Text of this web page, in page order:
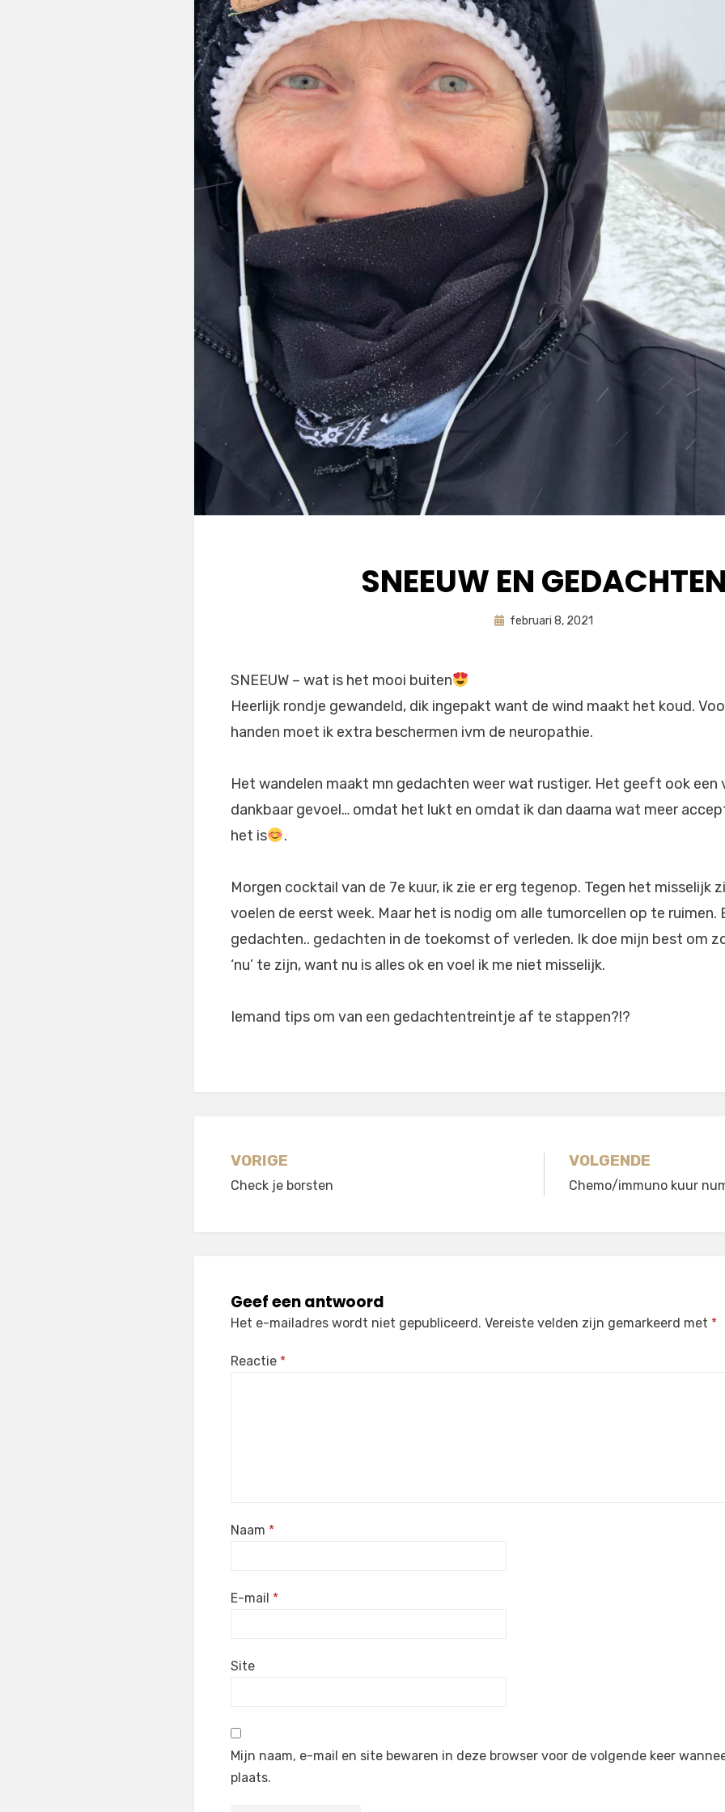
SNEEUW EN GEDACHTEN
doorastrid
Geplaatst
februari 8, 2021
SNEEUW – wat is het mooi buiten
Heerlijk rondje gewandeld, dik ingepakt want de wind maakt het koud.
handen moet ik extra beschermen ivm de neuropathie.
Het wandelen maakt mn gedachten weer wat rustiger. Het geeft ook een
dankbaar gevoel… omdat het lukt en omdat ik dan daarna wat meer
het is
.
Morgen cocktail van de 7e kuur, ik zie er erg tegenop. Tegen het misselijk
voelen de eerst week. Maar het is nodig om alle tumorcellen op te ruimen.
gedachten.. gedachten in de toekomst of verleden. Ik doe mijn best om
‘nu’ te zijn, want nu is alles ok en voel ik me niet misselijk.
Iemand tips om van een gedachtentreintje af te stappen?!?
Berichtnavigatie
VORIGE
Check je borsten
VOLGENDE
Chemo/immuno kuur
Geef een antwoord
Het e-mailadres wordt niet gepubliceerd. Vereiste velden zijn gemarkeerd met *
Reactie *
Naam *
E-mail *
Site
Mijn naam, e-mail en site bewaren in deze browser voor de volgende keer
plaats.